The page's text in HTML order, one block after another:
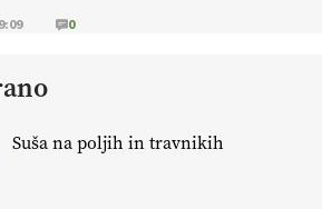
= logično: kmetija SADONIK
= logično: kmetija Pr' POLONI in
= logično: kmetija ZEL
0
Suša na poljih in travnikih